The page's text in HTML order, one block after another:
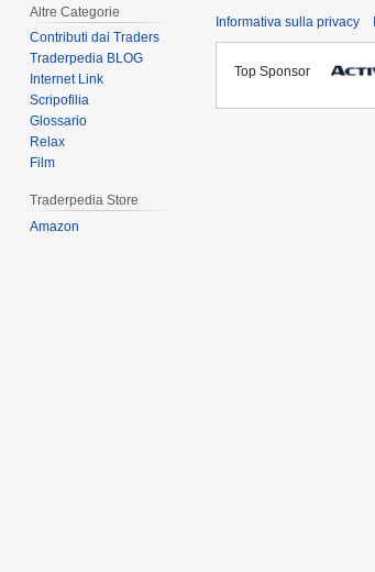
Altre Categorie
Contributi dai Traders
Traderpedia BLOG
Internet Link
Scripofilia
Glossario
Relax
Film
Traderpedia Store
Amazon
Informativa sulla privacy
Top Sponsor